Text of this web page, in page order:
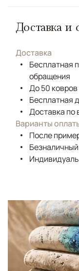
Доставка и
Доставка
Бесплатная
обращения
До 50
Бесплатная
Доставка по
Варианты
После